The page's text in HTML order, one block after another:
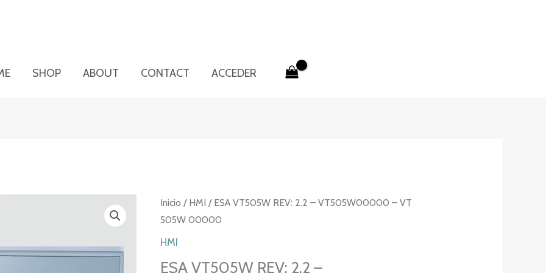
SHOP ABOUT CONTACT ACCEDER
Inicio / HMI / ESA VT505W REV: 2.2 – VT505W00000 – VT
505W 00000
HMI
ESA VT505W REV: 2.2 –